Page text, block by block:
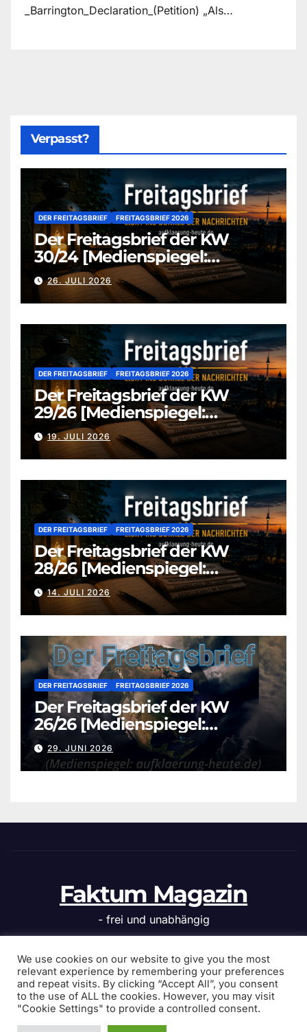
_Barrington_Declaration_(Petition) „Als…
Verpasst?
DER FREITAGSBRIEF FREITAGSBRIEF 2026
Der Freitagsbrief der KW
30/24 [Medienspiegel:
aufklaerung-heute-de]
26. JULI 2026
DER FREITAGSBRIEF FREITAGSBRIEF 2026
Der Freitagsbrief der KW
29/26 [Medienspiegel:
aufklaerung-heute.de]
19. JULI 2026
DER FREITAGSBRIEF FREITAGSBRIEF 2026
Der Freitagsbrief der KW
28/26 [Medienspiegel:
aufklaerung-heute.de]
14. JULI 2026
DER FREITAGSBRIEF FREITAGSBRIEF 2026
Der Freitagsbrief der KW
26/26 [Medienspiegel:
aufklaerung-heute.de]
29. JUNI 2026
Faktum Magazin
- frei und unabhängig
Stolz präsentiert von WordPress|Theme: News Click von
Themeansar
We use cookies on our website to give you the most
relevant experience by remembering your preferences
and repeat visits. By clicking “Accept All”, you consent
to the use of ALL the cookies. However, you may visit
"Cookie Settings" to provide a controlled consent.